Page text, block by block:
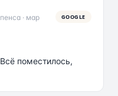
· мар
GOOGLE
поместилось,